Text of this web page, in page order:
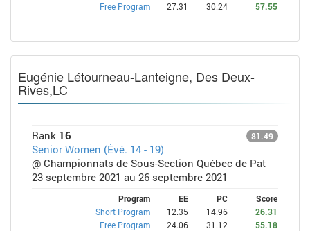
Free Program
27.31 30.24 57.55
Eugénie Létourneau-Lanteigne, Des Deux-
Rives,LC
Rank 16 81.49
Senior Women (Évé. 14 - 19)
@ Championnats de Sous-Section Québec de Pat
23 septembre 2021 au 26 septembre 2021
Program EE PC
Score
Short Program
12.35 14.96
26.31
Free Program
24.06 31.12 55.18